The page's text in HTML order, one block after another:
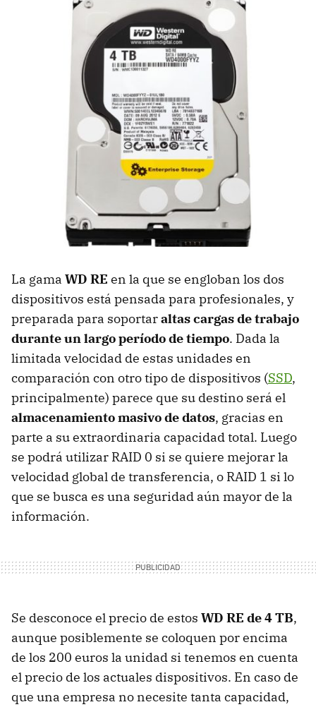
La gama WD RE en la que se engloban los dos
dispositivos está pensada para profesionales, y
preparada para soportaraltas cargas de trabajo
durante un largo período de tiempo. Dada la
limitada velocidad de estas unidades en
comparación con otro tipo de dispositivos (SSD,
principalmente) parece que su destino será el
almacenamiento masivo de datos, gracias en
parte a su extraordinaria capacidad total. Luego
se podrá utilizar RAID 0 si se quiere mejorar la
velocidad global de transferencia, o RAID 1 si lo
que se busca es una seguridad aún mayor de la
información.
Se desconoce el precio de estos WD RE de 4 TB,
aunque posiblemente se coloquen por encima
de los 200 euros la unidad si tenemos en cuenta
el precio de los actuales dispositivos. En caso de
que una empresa no necesite tanta capacidad,